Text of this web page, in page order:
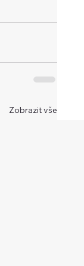
Zobrazit vše